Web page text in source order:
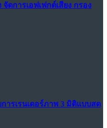
ดการเอฟเฟกต์เสียง กรอง
การเรนเดอร์ภาพ 3 มิติแบบสด